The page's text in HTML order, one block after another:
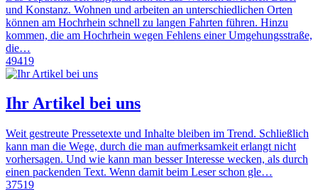
und Konstanz. Wohnen und arbeiten an unterschiedlichen Orten
können am Hochrhein schnell zu langen Fahrten führen. Hinzu
kommen, die am Hochrhein wegen Fehlens einer Umgehungsstraße,
die…
49419
Ihr Artikel bei uns
Weit gestreute Pressetexte und Inhalte bleiben im Trend. Schließlich
kann man die Wege, durch die man aufmerksamkeit erlangt nicht
vorhersagen. Und wie kann man besser Interesse wecken, als durch
einen packenden Text. Wenn damit beim Leser schon gle…
37519